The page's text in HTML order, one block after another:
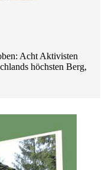
Acht Aktivisten
höchsten Berg,